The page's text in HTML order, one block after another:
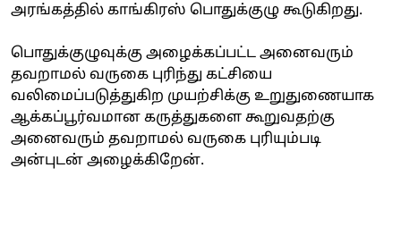
அரங்கத்தில் காங்கிரஸ் பொதுக்குழு கூடுகிறது.
பொதுக்குழுவுக்கு அழைக்கப்பட்ட அனைவரும்
தவறாமல் வருகை புரிந்து கட்சியை
வலிமைப்படுத்துகிற முயற்சிக்கு உறுதுணையாக
ஆக்கப்பூர்வமான கருத்துகளை கூறுவதற்கு
அனைவரும் தவறாமல் வருகை புரியும்படி
அன்புடன் அழைக்கிறேன்.